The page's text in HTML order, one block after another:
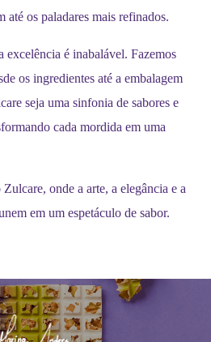
até os paladares mais refinados.
excelência é inabalável. Fazemos
os ingredientes até a embalagem
seja uma sinfonia de sabores e
cada mordida em uma
onde a arte, a elegância e a
em um espetáculo de sabor.